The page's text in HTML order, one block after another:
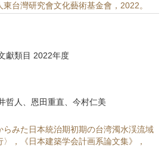
台灣研究會文化藝術基金會，2022。
獻類目 2022年度
哲人、恩田重直、今村仁美
らみた日本統治期初期の台湾濁水渓流域
，《日本建築学会計画系論文集》，